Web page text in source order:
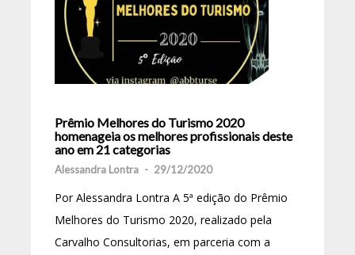
Prêmio Melhores do Turismo 2020
homenageia os melhores profissionais deste
ano em 21 categorias
Alessandra Lontra - 29/12/2020
Por Alessandra Lontra A 5ª edição do Prêmio
Melhores do Turismo 2020, realizado pela
Carvalho Consultorias, em parceria com a